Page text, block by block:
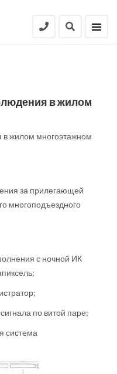
в жилом
в жилом многоэтажном
за прилегающей
многоподъездного
с ночной ИК
по витой паре;
система